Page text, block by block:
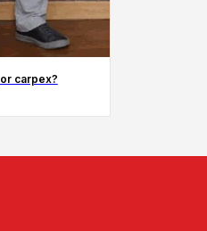
carpex?